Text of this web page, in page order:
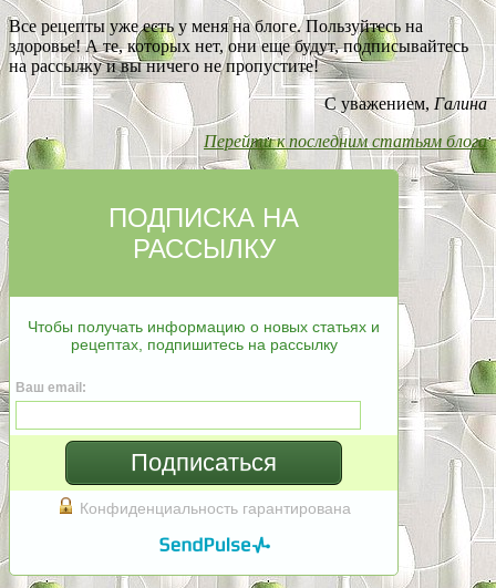
Все рецепты уже есть у меня на блоге. Пользуйтесь на
здоровье! А те, которых нет, они еще будут, подписывайтесь
на рассылку и вы ничего не пропустите!
С уважением, Галина
Перейти к последним статьям блога
ПОДПИСКА НА
РАССЫЛКУ
Чтобы получать информацию о новых статьях и
рецептах, подпишитесь на рассылку
Ваш email:
Подписаться
Конфиденциальность гарантирована